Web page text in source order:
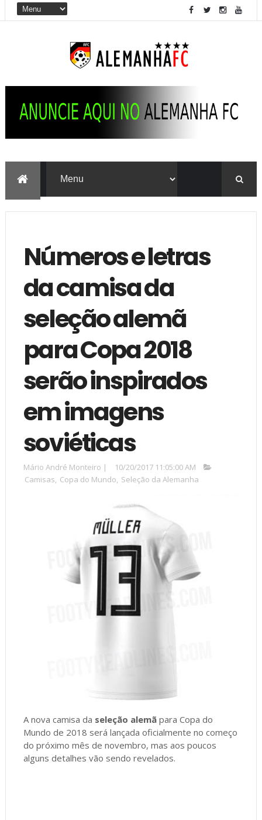
Números e letras
da camisa da
seleção alemã
para Copa 2018
serão inspirados
em imagens
soviéticas
Mário André Monteiro |
10/20/2017 11:05:00 AM
Camisas, Copa do Mundo, Seleção da Alemanha
A nova camisa da seleção alemãpara Copa do
Mundo de 2018 será lançada oficialmente no começo
do próximo mês de novembro, mas aos poucos
alguns detalhes vão sendo revelados.